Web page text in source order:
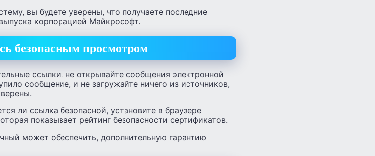
вы будете уверены, что получаете последние
корпорацией Майкрософт.
безопасным просмотром
ссылки, не открывайте сообщения электронной
сообщение, и не загружайте ничего из источников,
ли ссылка безопасной, установите в браузере
показывает рейтинг безопасности сертификатов.
может обеспечить, дополнительную гарантию